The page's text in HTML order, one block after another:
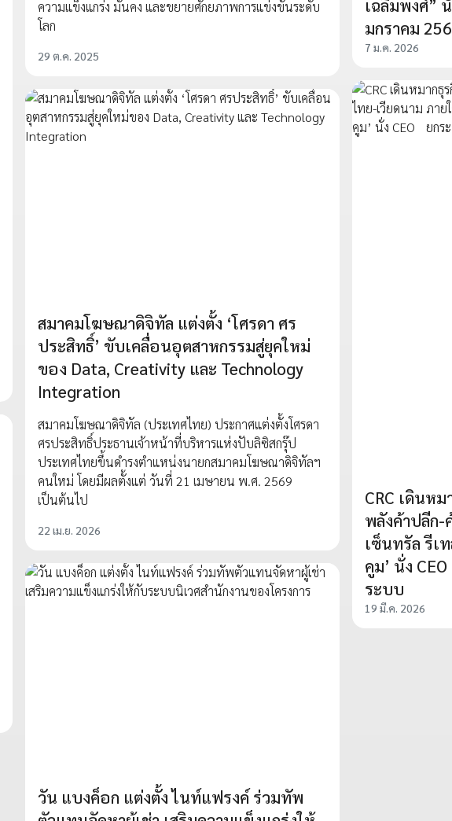
ความแข็งแกร่ง มั่นคง และขยายศักยภาพการแข่งขันระดับ
โลก
29 ต.ค. 2025
เฉลิมพงศ์”
มกราคม
7 ม.ค. 2026
CRC เดินห
พลังค้าปลีก-
เซ็นทรัล รีเ
คูม’ นั่ง
ระบบ
19 มี.ค. 2026
สมาคมโฆษณาดิจิทัล แต่งตั้ง ‘โศรดา ศร
ประสิทธิ์’ ขับเคลื่อนอุตสาหกรรมสู่ยุคใหม่
ของ Data, Creativity และ Technology
Integration
สมาคมโฆษณาดิจิทัล (ประเทศไทย) ประกาศแต่งตั้งโศรดา
ศรประสิทธิ์ประธานเจ้าหน้าที่บริหารแห่งปับลิซิสกรุ๊ป
ประเทศไทยขึ้นดำรงตำแหน่งนายกสมาคมโฆษณาดิจิทัลฯ
คนใหม่ โดยมีผลตั้งแต่ วันที่ 21 เมษายน พ.ศ. 2569
เป็นต้นไป
22 เม.ย. 2026
วัน แบงค็อก แต่งตั้ง ไนท์แฟรงค์ ร่วมทัพ